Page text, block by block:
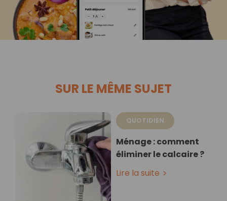
SUR LE MÊME SUJET
QUOTIDIEN
Ménage : comment
éliminer le calcaire ?
Lire la suite